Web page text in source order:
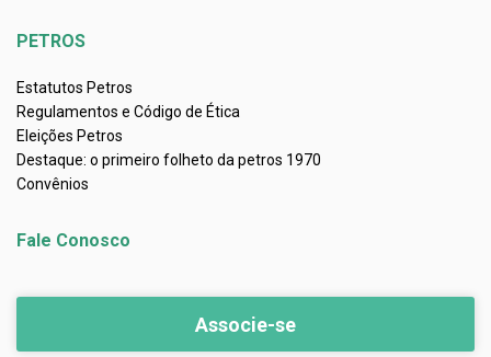
PETROS
Estatutos Petros
Regulamentos e Código de Ética
Eleições Petros
Destaque: o primeiro folheto da petros 1970
Convênios
Fale Conosco
Associe-se